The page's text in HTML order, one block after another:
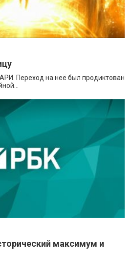
Переход на неё был продиктован
максимум и